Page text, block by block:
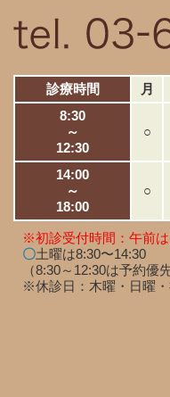
診療時間 月
8:30
～
12:30
○
14:00
～
18:00
○
※初診受付時間：午前は
〇土曜は8:30〜14:30
（8:30～12:30は予約優
※休診日：木曜・日曜・